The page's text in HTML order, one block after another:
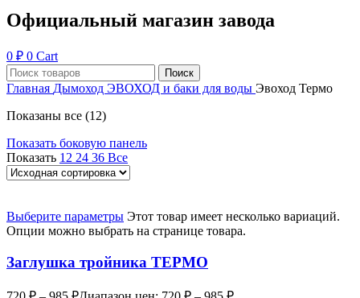
Официальный магазин завода
0 ₽ 0 Cart
Поиск
Главная Дымоход ЭВОХОД и баки для воды Эвоход Термо
Показаны все (12)
Показать боковую панель
Показать 12 24 36 Все
Выберите параметры Этот товар имеет несколько вариаций.
Опции можно выбрать на странице товара.
Заглушка тройника ТЕРМО